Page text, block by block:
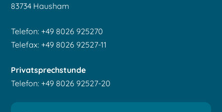
83734 Hausham
Telefon: +49 8026 925270
Telefax: +49 8026 92527-11
Privatsprechstunde
Telefon: +49 8026 92527-20